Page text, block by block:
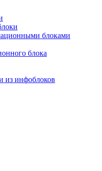
блоками
блока
из инфоблоков